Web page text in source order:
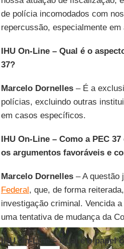
de polícia incomodados com
repercussão, especialmente
IHU On-Line – Qual é o
37?
Marcelo Dornelles– É a
polícias, excluindo outras
em casos específicos.
IHU On-Line – Como a PEC
os argumentos favoráveis e
Marcelo Dornelles– A questão
Federal, que, de forma
investigação criminal. Vencida
uma tentativa de mudança da
IHU On-Line – Qual é o papel